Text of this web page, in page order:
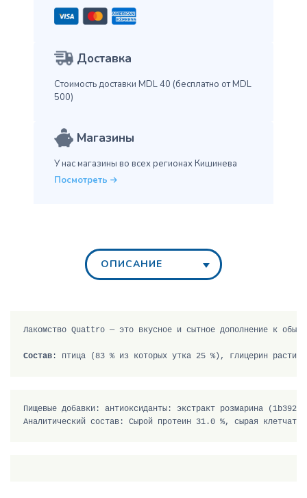
Доставка
Стоимость доставки MDL 40 (бесплатно от MDL
500)
Магазины
У нас магазины во всех регионах Кишинева
Посмотреть
ОПИСАНИЕ
Состав : птица (83 % из которых утка 25 %), глицерин
Пищевые добавки: антиоксиданты: экстракт розмарина
Аналитический состав: Сырой протеин 31.0 %, сырая